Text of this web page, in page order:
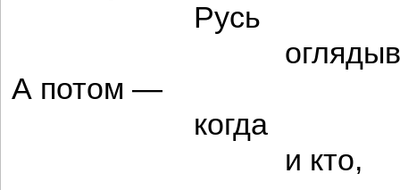
Русь
оглядывал
А потом —
когда
и кто,